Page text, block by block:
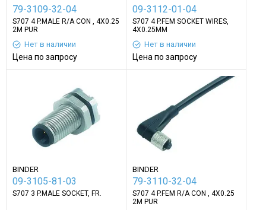
79-3109-32-04
S707 4 P.MALE R/A CON , 4X0.25
2M PUR
Нет в наличии
Цена по запросу
09-3112-01-04
S707 4 P.FEM SOCKET WIRES,
4X0.25MM
Нет в наличии
Цена по запросу
BINDER
09-3105-81-03
S707 3 P.MALE SOCKET, FR.
BINDER
79-3110-32-04
S707 4 P.FEM R/A CON , 4X0.25
2M PUR